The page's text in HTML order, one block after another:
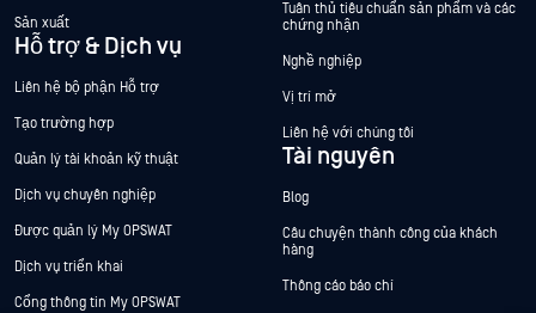
Sản xuất
Hỗ trợ & Dịch vụ
Liên hệ bộ phận Hỗ trợ
Tạo trường hợp
Quản lý tài khoản kỹ thuật
Dịch vụ chuyên nghiệp
Được quản lý My OPSWAT
Dịch vụ triển khai
Cổng thông tin My OPSWAT
Tuân thủ tiêu chuẩn sản phẩm và các
chứng nhận
Nghề nghiệp
Vị trí mở
Liên hệ với chúng tôi
Tài nguyên
Blog
Câu chuyện thành công của khách
hàng
Thông cáo báo chí